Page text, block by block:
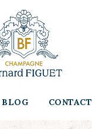
BLOG CONTACT